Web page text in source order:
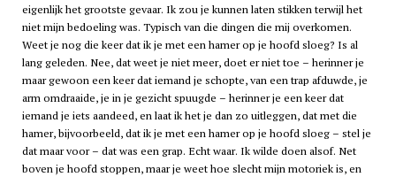
eigenlijk het grootste gevaar. Ik zou je kunnen laten stikken terwijl het
niet mijn bedoeling was. Typisch van die dingen die mij overkomen.
Weet je nog die keer dat ik je met een hamer op je hoofd sloeg? Is al
lang geleden. Nee, dat weet je niet meer, doet er niet toe – herinner je
maar gewoon een keer dat iemand je schopte, van een trap afduwde, je
arm omdraaide, je in je gezicht spuugde – herinner je een keer dat
iemand je iets aandeed, en laat ik het je dan zo uitleggen, dat met die
hamer, bijvoorbeeld, dat ik je met een hamer op je hoofd sloeg – stel je
dat maar voor – dat was een grap. Echt waar. Ik wilde doen alsof. Net
boven je hoofd stoppen, maar je weet hoe slecht mijn motoriek is, en